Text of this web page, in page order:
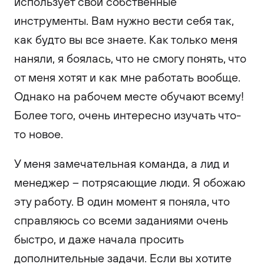
инструменты. Вам нужно вести себя так,
как будто вы все знаете. Как только меня
наняли, я боялась, что не смогу понять, что
от меня хотят и как мне работать вообще.
Однако на рабочем месте обучают всему!
Более того, очень интересно изучать что-
то новое.
У меня замечательная команда, а лид и
менеджер – потрясающие люди. Я обожаю
эту работу. В один момент я поняла, что
справляюсь со всеми заданиями очень
быстро, и даже начала просить
дополнительные задачи. Если вы хотите